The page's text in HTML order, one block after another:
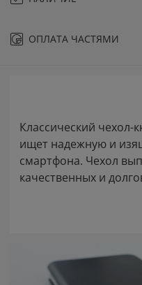
ОПЛАТА ЧАСТЯМИ
Классический чехол-
ищет надежную и
смартфона. Чехол
качественных и